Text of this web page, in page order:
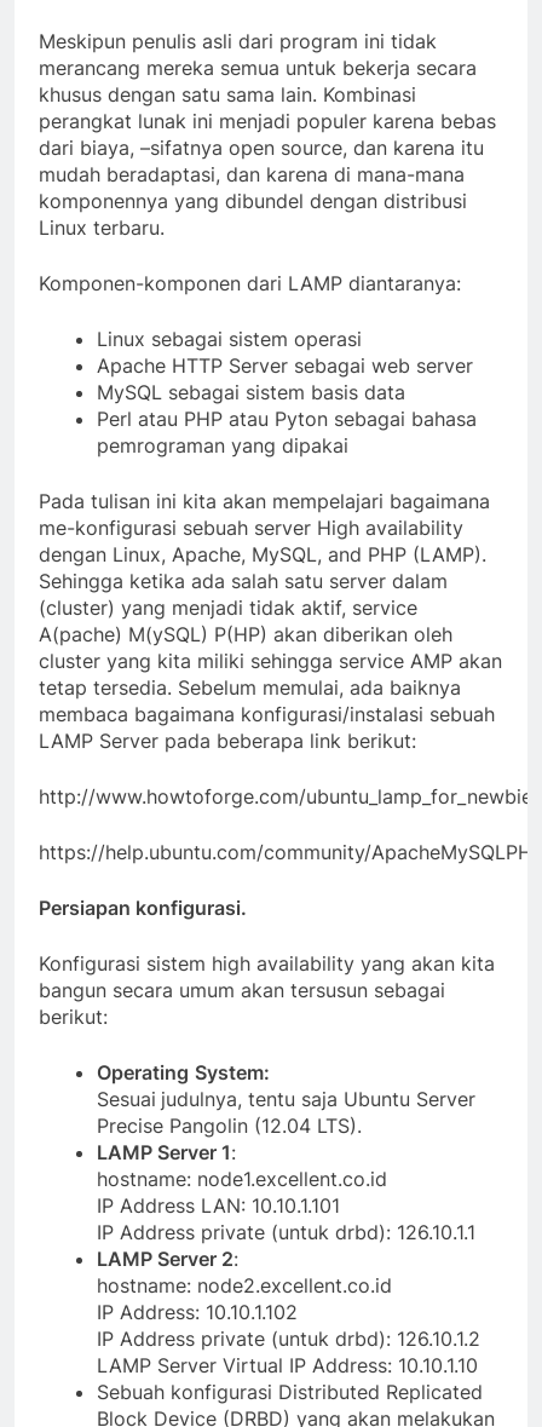
Meskipun penulis asli dari program ini tidak
merancang mereka semua untuk bekerja secara
khusus dengan satu sama lain. Kombinasi
perangkat lunak ini menjadi populer karena bebas
dari biaya, –sifatnya open source, dan karena itu
mudah beradaptasi, dan karena di mana-mana
komponennya yang dibundel dengan distribusi
Linux terbaru.
Komponen-komponen dari LAMP diantaranya:
Linux sebagai sistem operasi
Apache HTTP Server sebagai web server
MySQL sebagai sistem basis data
Perl atau PHP atau Pyton sebagai bahasa
pemrograman yang dipakai
Pada tulisan ini kita akan mempelajari bagaimana
me-konfigurasi sebuah server High availability
dengan Linux, Apache, MySQL, and PHP (LAMP).
Sehingga ketika ada salah satu server dalam
(cluster) yang menjadi tidak aktif, service
A(pache) M(ySQL) P(HP) akan diberikan oleh
cluster yang kita miliki sehingga service AMP akan
tetap tersedia. Sebelum memulai, ada baiknya
membaca bagaimana konfigurasi/instalasi sebuah
LAMP Server pada beberapa link berikut:
http://www.howtoforge.com/ubuntu_lamp_for_newbies
https://help.ubuntu.com/community/
Persiapan konfigurasi.
Konfigurasi sistem high availability yang akan kita
bangun secara umum akan tersusun sebagai
berikut:
Operating System:
Sesuai judulnya, tentu saja Ubuntu Server
Precise Pangolin (12.04 LTS).
LAMP Server 1:
hostname: node1.excellent.co.id
IP Address LAN: 10.10.1.101
IP Address private (untuk drbd): 126.10.1.1
LAMP Server 2:
hostname: node2.excellent.co.id
IP Address: 10.10.1.102
IP Address private (untuk drbd): 126.10.1.2
LAMP Server Virtual IP Address: 10.10.1.10
Sebuah konfigurasi Distributed Replicated
Block Device (DRBD) yang akan melakukan